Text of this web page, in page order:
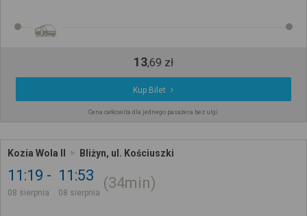
13,69 zł
Kup Bilet
Cena całkowita dla jednego pasażera bez ulgi
Kozia Wola II Bliżyn, ul. Kościuszki
11:19
08 sierpnia
11:53
08 sierpnia
34min